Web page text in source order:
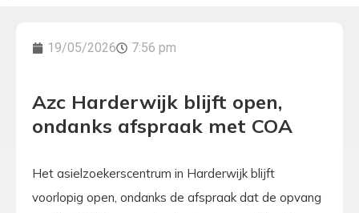
19/05/2026 7:56 pm
Azc Harderwijk blijft open,
ondanks afspraak met COA
Het asielzoekerscentrum in Harderwijk blijft
voorlopig open, ondanks de afspraak dat de opvang